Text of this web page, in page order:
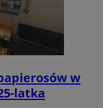
w
latka